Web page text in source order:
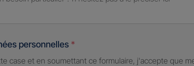
personnelles *
case et en soumettant ce formulaire, j'accepte que